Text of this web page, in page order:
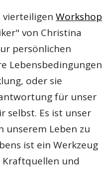
vierteiligenWorkshop
von Christina
persönlichen
Lebensbedingungen
oder sie
für unser
selbst. Es ist unser
unserem Leben zu
ist ein Werkzeug
Kraftquellen und